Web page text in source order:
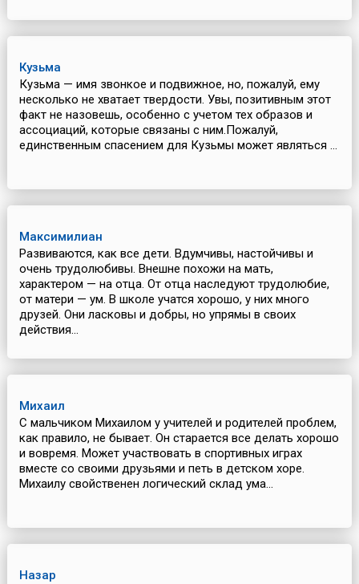
Кузьма
Кузьма — имя звонкое и подвижное, но, пожалуй, ему
несколько не хватает твердости. Увы, позитивным этот
факт не назовешь, особенно с учетом тех образов и
ассоциаций, которые связаны с ним.Пожалуй,
единственным спасением для Кузьмы может являться ...
Максимилиан
Развиваются, как все дети. Вдумчивы, настойчивы и
очень трудолюбивы. Внешне похожи на мать,
характером — на отца. От отца наследуют трудолюбие,
от матери — ум. В школе учатся хорошо, у них много
друзей. Они ласковы и добры, но упрямы в своих
действия...
Михаил
С мальчиком Михаилом у учителей и родителей проблем,
как правило, не бывает. Он старается все делать хорошо
и вовремя. Может участвовать в спортивных играх
вместе со своими друзьями и петь в детском хоре.
Михаилу свойственен логический склад ума...
Назар